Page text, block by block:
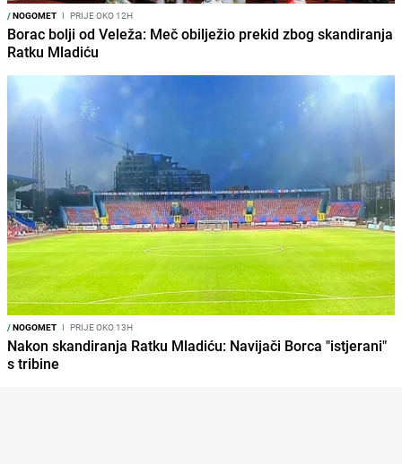
/NOGOMET I PRIJE OKO 12H
Borac bolji od Veleža: Meč obilježio prekid zbog skandiranja
Ratku Mladiću
/NOGOMET I PRIJE OKO 13H
Nakon skandiranja Ratku Mladiću: Navijači Borca "istjerani"
s tribine